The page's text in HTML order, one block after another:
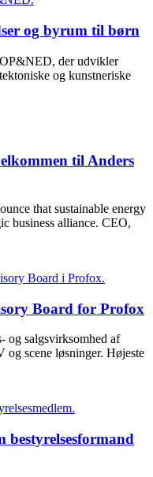
og byrum til børn
der udvikler
og kunstneriske
til Anders
that sustainable energy
business alliance. CEO,
Board for Profox
og salgsvirksomhed af
scene løsninger. Højeste